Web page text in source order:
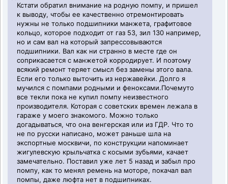
Кстати обратил внимание на родную помпу, и пришел
к выводу, чтобы ее качественно отремонтировать
нужны не только подшипники манжета, графитовое
кольцо, которое подходит от газ 53, зил 130 например,
но и сам вал на который запрессовываются
подшипники. Вал как ни странно в месте где он
соприкасается с манжетой корродирует. И поэтому
всякий ремонт теряет смысл без замены этого вала.
Если его только выточить из нержавейки. Долго я
мучился с помпами родными и феноксами.Почемуто
все текли пока не купил помпу неизвестного
производителя. Которая с советских времен лежала в
гараже у моего знакомого. Можно только
догадываться, что она венгерская или из ГДР. Что то
не по русски написано, может раньше шла на
экспортные москвичи, по конструкции напоминает
жигулевскую крыльчатка с косыми зубьями, качает
замечательно. Поставил уже лет 5 назад и забыл про
помпу, как то менял ремень на моторе, покачал вал
помпы, даже люфта нет в подшипниках.